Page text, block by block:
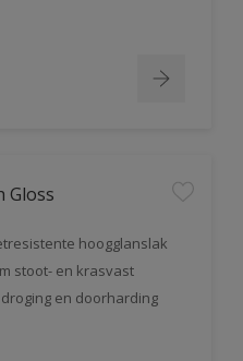
Gloss
hoogglanslak
stoot- en krasvast
en doorharding